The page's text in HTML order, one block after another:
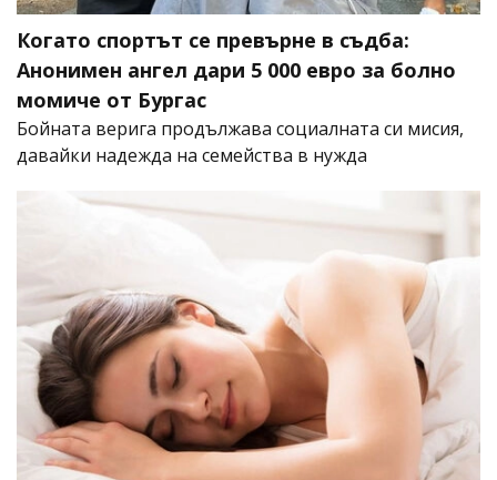
Когато спортът се превърне в съдба:
Анонимен ангел дари 5 000 евро за болно
момиче от Бургас
Бойната верига продължава социалната си мисия,
давайки надежда на семейства в нужда